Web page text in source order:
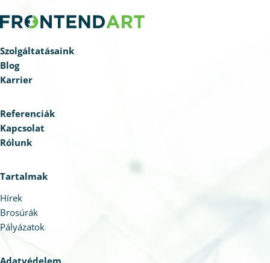
szoftveriparba.
Szolgáltatásaink
Blog
Karrier
Referenciák
Kapcsolat
Rólunk
Tartalmak
Hírek
Brosúrák
Pályázatok
Adatvédelem